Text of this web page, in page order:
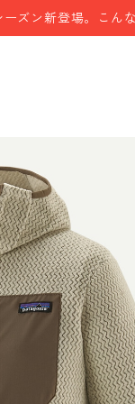
ーズン新登場。こん